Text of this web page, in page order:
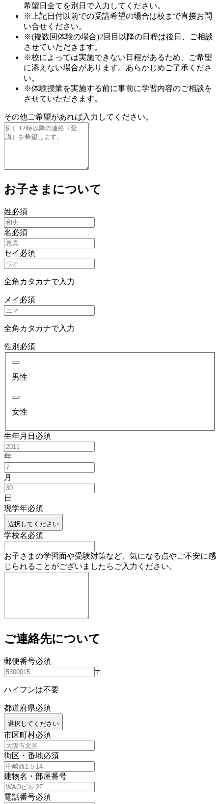
希望日全てを別日で入力してください。
※上記日付以前での受講希望の場合は校まで直接お問
い合せください。
※(複数回体験の場合)2回目以降の日程は後日、ご相談
させていただきます。
※校によっては実施できない日程があるため、ご希望
に添えない場合があります。あらかじめご了承くださ
い。
※体験授業を実施する前に事前に学習内容のご相談を
させていただきます。
その他ご希望があれば入力してください。
お子さまについて
姓必須
名必須
セイ 必須
全角カタカナで入力
メイ 必須
全角カタカナで入力
性別 必須
男性
女性
生年月日 必須
年
月
日
現学年必須
選択してください
学校名必須
お子さまの学習面や受験対策など、気になる点やご不安に感
じられることがございましたらご入力ください。
ご連絡先について
郵便番号必須
〒
ハイフンは不要
都道府県必須
選択してください
市区町村必須
街区・番地必須
建物名・部屋番号
電話番号必須